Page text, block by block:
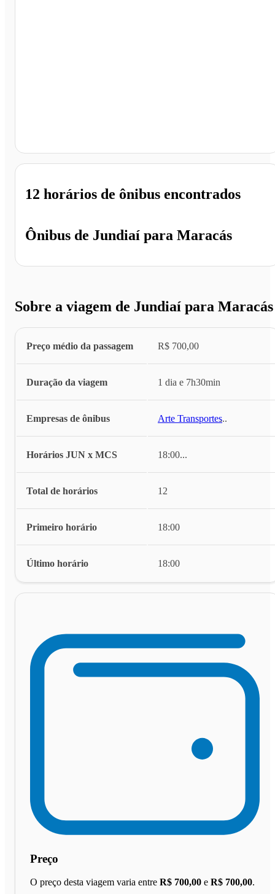
Ônibus de Jundiaí para Maracás
12 horários de ônibus encontrados
Sobre a viagem de Jundiaí para Maracás
Preço médio da passagem R$ 700,00
Duração da viagem 1 dia e 7h30min
Empresas de ônibus Arte Transportes...
Horários JUN x MCS 18:00...
Total de horários 12
Primeiro horário 18:00
Último horário 18:00
Preço
O preço desta viagem varia entre R$ 700,00 e R$ 700,00.